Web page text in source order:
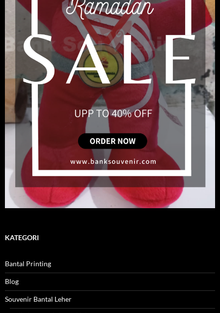
KATEGORI
Bantal Printing
Blog
Souvenir Bantal Leher